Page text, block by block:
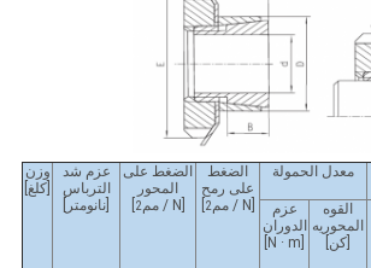
معدل الحمولة
الضغط
على رمح
2
الضغط على
المحور
2
عزم شد
الترباس
[نانومتر]
وزن
[كلغ]
القوه
المحوريه
[كن]
عزم
الدوران